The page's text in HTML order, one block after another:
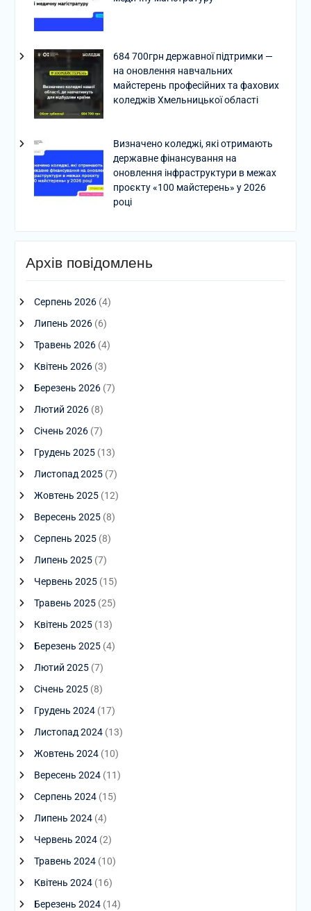
684 700грн державної підтримки —
на оновлення навчальних
майстерень професійних та фахових
коледжів Хмельницької області
Визначено коледжі, які отримають
державне фінансування на
оновлення інфраструктури в межах
проєкту «100 майстерень» у 2026
році
Архів повідомлень
Серпень 2026(4)
Липень 2026(6)
Травень 2026(4)
Квітень 2026(3)
Березень 2026(7)
Лютий 2026(8)
Січень 2026(7)
Грудень 2025(13)
Листопад 2025(7)
Жовтень 2025(12)
Вересень 2025(8)
Серпень 2025(8)
Липень 2025(7)
Червень 2025(15)
Травень 2025(25)
Квітень 2025(13)
Березень 2025(4)
Лютий 2025(7)
Січень 2025(8)
Грудень 2024(17)
Листопад 2024(13)
Жовтень 2024(10)
Вересень 2024(11)
Серпень 2024(15)
Липень 2024(4)
Червень 2024(2)
Травень 2024(10)
Квітень 2024(16)
Березень 2024(14)